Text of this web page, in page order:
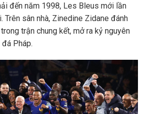
đến năm 1998, Les Bleus mới lần
Trên sân nhà, Zinedine Zidane đánh
trận chung kết, mở ra kỷ nguyên
Pháp.